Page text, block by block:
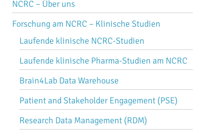
überspringen
NCRC – Über uns
Forschung am NCRC – Klinische Studien
Laufende klinische NCRC-Studien
Laufende klinische Pharma-Studien am NCRC
Brain4Lab Data Warehouse
Patient and Stakeholder Engagement (PSE)
Research Data Management (RDM)